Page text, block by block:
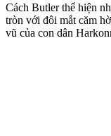
Cách Butler thể hiện
tròn với đôi mắt căm
vũ của con dân